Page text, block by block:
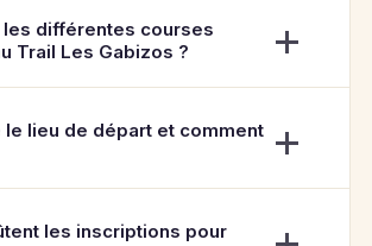
les différentes courses
Trail Les Gabizos ?
le lieu de départ et comment
les inscriptions pour